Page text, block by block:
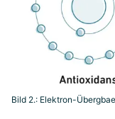
Bild 2.: Elektron-